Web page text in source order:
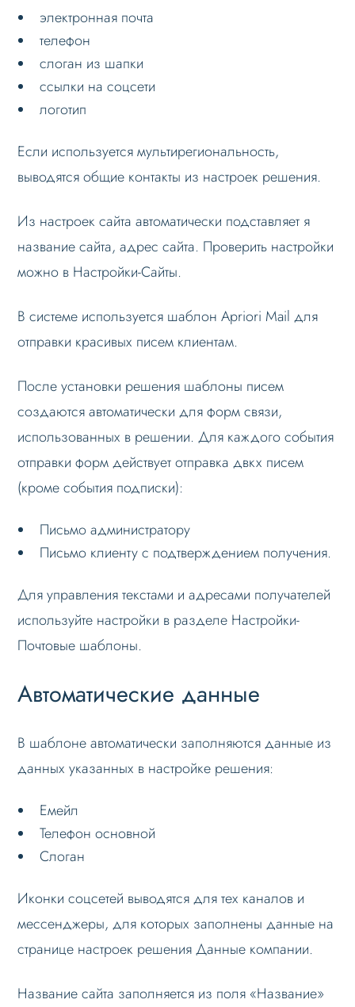
Персональные сообщения
SEO и оптимизация
Лендинги и посадочные страницы
Веб-разработчикам
электронная почта
телефон
слоган из шапки
ссылки на соцсети
логотип
Если используется мультирегиональность,
выводятся общие контакты из настроек решения.
Из настроек сайта автоматически подставляет я
название сайта, адрес сайта. Проверить настройки
можно в Настройки-Сайты.
В системе используется шаблон Apriori Mail для
отправки красивых писем клиентам.
После установки решения шаблоны писем
создаются автоматически для форм связи,
использованных в решении. Для каждого события
отправки форм действует отправка двкх писем
(кроме события подписки):
Письмо администратору
Письмо клиенту с подтверждением получения.
Для управления текстами и адресами получателей
используйте настройки в разделе Настройки-
Почтовые шаблоны.
Автоматические данные
В шаблоне автоматически заполняются данные из
данных указанных в настройке решения:
Емейл
Телефон основной
Слоган
Иконки соцсетей выводятся для тех каналов и
мессенджеры, для которых заполнены данные на
странице настроек решения Данные компании.
Название сайта заполняется из поля «Название»